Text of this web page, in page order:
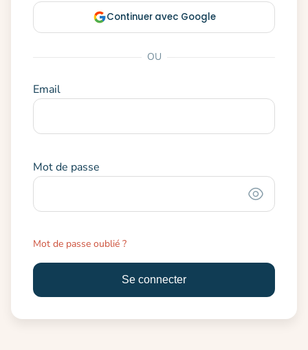
Continuer avec Google
OU
Email
Mot de passe
Mot de passe oublié ?
Se connecter